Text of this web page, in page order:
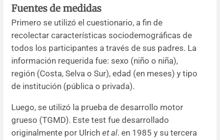
Fuentes de medidas
Primero se utilizó el cuestionario, a fin de
recolectar características sociodemográficas de
todos los participantes a través de sus padres. La
información requerida fue: sexo (niño o niña),
región (Costa, Selva o Sur), edad (en meses) y tipo
de institución (pública o privada).
Luego, se utilizó la prueba de desarrollo motor
grueso (TGMD). Este test fue desarrollado
originalmente por Ulrich et al. en 1985 y su tercera